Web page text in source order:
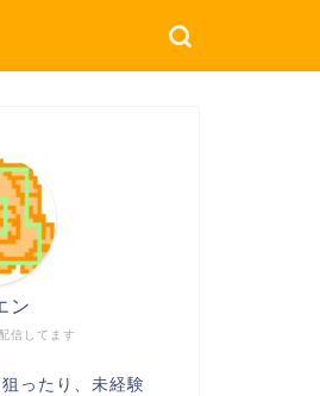
信してます
ン
ったり、未経験